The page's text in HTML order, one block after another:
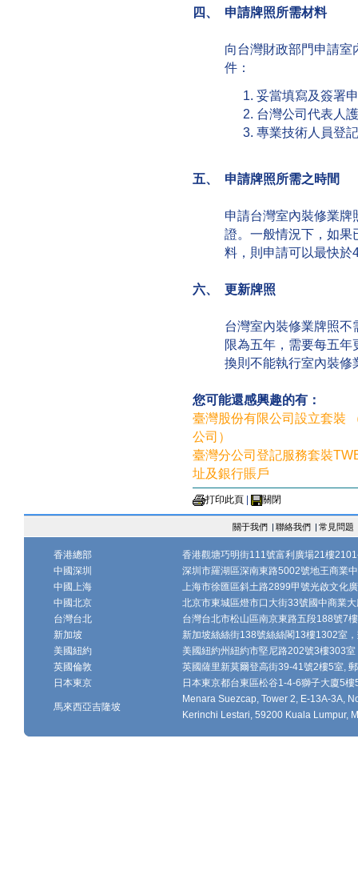
四、 申請牌照所需材料
向台灣財政部門申請
件：
妥當填寫及簽署
台灣公司代表人
專業技術人員登
五、 申請牌照所需之時間
申請台灣室內裝修業
證。一般情況下，如果
料，則申請可以最快於
六、 更新牌照
台灣室內裝修業牌照
限為五年，需要每五
換則不能執行室內裝修
您可能還感興趣的有：
臺灣股份有限公司設立套裝
公司）
臺灣分公司登記服務套裝
址及銀行賬戶
打印此頁 關閉
關于我們 | 聯絡我們 | 常見問題
香港總部
香港觀塘巧明街111號富利廣場21樓
中國深圳
深圳市羅湖區深南東路5002號地王商業
中國上海
上海市徐匯區斜土路2899甲號光啟文化
中國北京
北京市東城區燈市口大街33號國中商業
台灣台北
台灣台北市松山區南京東路五段188號7
新加坡
新加坡絲絲街138號絲絲閣13樓1302室
美國紐約
美國紐約州紐約市堅尼路202號3樓303
英國倫敦
英國薩里新莫爾登高街39-41號2樓5室,
日本東京
日本東京都台東區松谷1-4-6獅子大廈5
馬來西亞吉隆坡
Menara Suezcap, Tower 2, E-13A-3A,
Kerinchi Lestari, 59200 Kuala Lumpur,